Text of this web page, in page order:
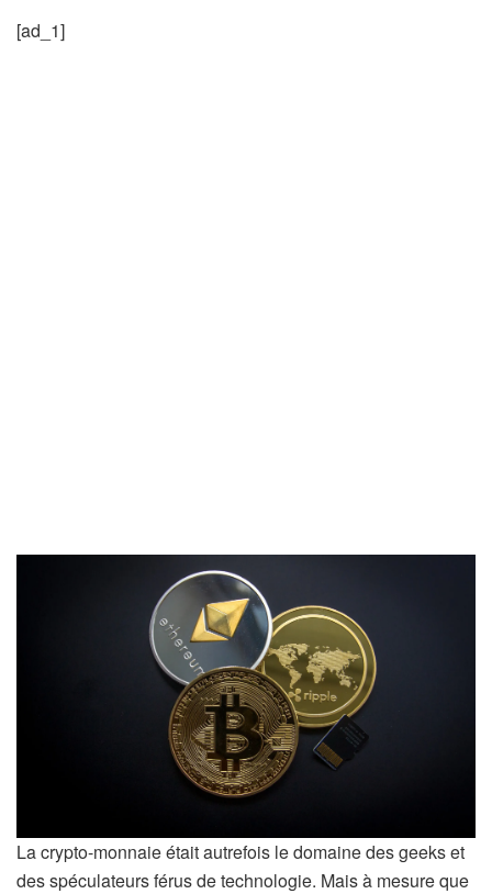
[ad_1]
La crypto-monnaie était autrefois le domaine des geeks et
des spéculateurs férus de technologie. Mais à mesure que